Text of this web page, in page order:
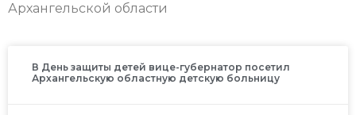
Архангельской области
В День защиты детей вице-губернатор посетил
Архангельскую областную детскую больницу